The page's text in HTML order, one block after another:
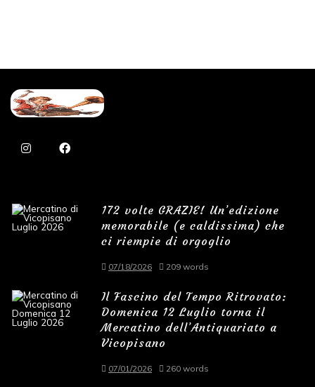
172 volte GRAZIE! Un’edizione
memorabile (e caldissima) che
ci riempie di orgoglio
07/18/2026 209 words
Il Fascino del Tempo Ritrovato:
Domenica 12 Luglio torna il
Mercatino dell’Antiquariato a
Vicopisano
07/01/2026 260 words